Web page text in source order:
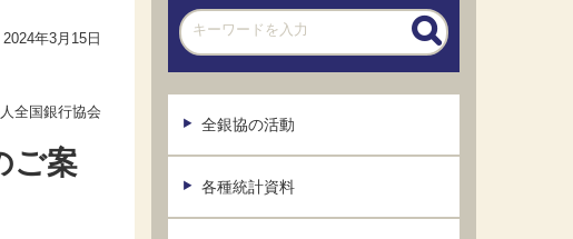
2024年3月15日
全国銀行協会
ご案
全銀協の活動
各種統計資料